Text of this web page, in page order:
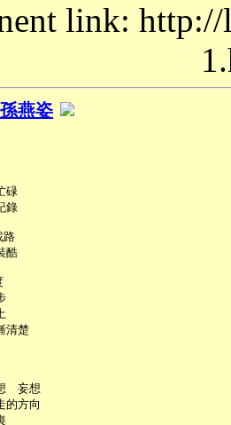
link:
孫燕姿
碌
錄
路
酷
清楚
　妄想
的方向